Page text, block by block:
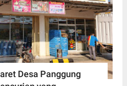
Desa Panggung